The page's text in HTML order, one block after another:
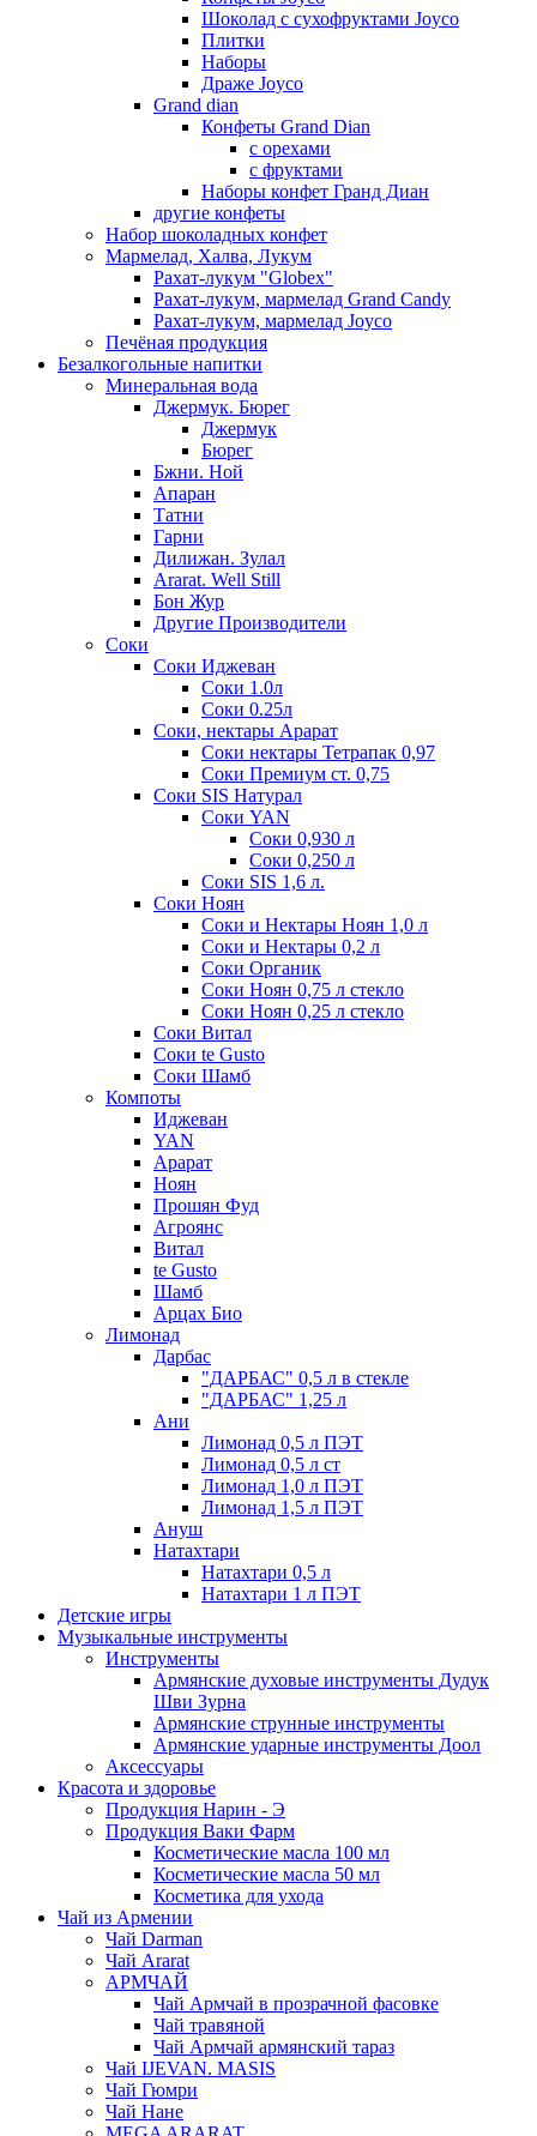
Шоколад с сухофруктами Joyco
Плитки
Наборы
Драже Joyco
Grand dian
Конфеты Grand Dian
с орехами
с фруктами
Наборы конфет Гранд Диан
другие конфеты
Набор шоколадных конфет
Мармелад, Халва, Лукум
Рахат-лукум "Globex"
Рахат-лукум, мармелад Grand Candy
Рахат-лукум, мармелад Joyco
Печёная продукция
Безалкогольные напитки
Минеральная вода
Джермук. Бюрег
Джермук
Бюрег
Бжни. Ной
Апаран
Татни
Гарни
Дилижан. Зулал
Ararat. Well Still
Бон Жур
Другие Производители
Соки
Соки Иджеван
Соки 1.0л
Соки 0.25л
Соки, нектары Арарат
Соки нектары Тетрапак 0,97
Соки Премиум ст. 0,75
Соки SIS Натурал
Соки YAN
Соки 0,930 л
Соки 0,250 л
Соки SIS 1,6 л.
Соки Ноян
Соки и Нектары Ноян 1,0 л
Соки и Нектары 0,2 л
Соки Органик
Соки Ноян 0,75 л стекло
Соки Ноян 0,25 л стекло
Соки Витал
Соки te Gusto
Соки Шамб
Компоты
Иджеван
YAN
Арарат
Ноян
Прошян Фуд
Агроянс
Витал
te Gusto
Шамб
Арцах Био
Лимонад
Дарбас
"ДАРБАС" 0,5 л в стекле
"ДАРБАС" 1,25 л
Ани
Лимонад 0,5 л ПЭТ
Лимонад 0,5 л ст
Лимонад 1,0 л ПЭТ
Лимонад 1,5 л ПЭТ
Ануш
Натахтари
Натахтари 0,5 л
Натахтари 1 л ПЭТ
Детские игры
Музыкальные инструменты
Инструменты
Армянские духовые инструменты Дудук
Шви Зурна
Армянские струнные инструменты
Армянские ударные инструменты Доол
Аксессуары
Красота и здоровье
Продукция Нарин - Э
Продукция Ваки Фарм
Косметические масла 100 мл
Косметические масла 50 мл
Косметика для ухода
Чай из Армении
Чай Darman
Чай Ararat
АРМЧАЙ
Чай Армчай в прозрачной фасовке
Чай травяной
Чай Армчай армянский тараз
Чай IJEVAN. MASIS
Чай Гюмри
Чай Нане